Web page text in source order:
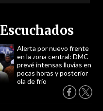
Alerta por nuevo frente
en la zona central: DMC
prevé intensas lluvias en
pocas horas y posterior
ola de frío